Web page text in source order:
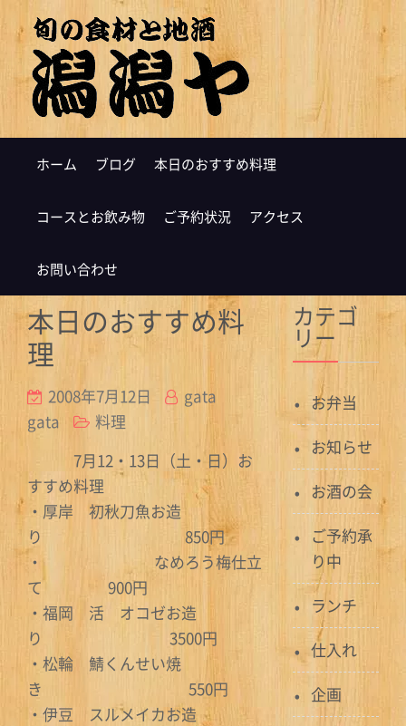
ホーム ブログ 本日のおすすめ料理
コースとお飲み物 ご予約状況 アクセス
お問い合わせ
本日のおすすめ料
理
2008年7月12日
gata
gata
料理
7月12・13日（土・日）お
すすめ料理
・厚岸 初秋刀魚お造
り 850円
・ なめろう梅仕立
て 900円
・福岡 活 オコゼお造
り 3500円
・松輪 鯖くんせい焼
き 550円
・伊豆 スルメイカお造
カテゴ
リー
お弁当
お知らせ
お酒の会
ご予約承
り中
ランチ
仕入れ
企画